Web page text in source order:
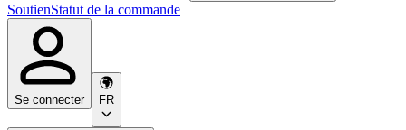
SoutienStatut de la commande
Se connecter FR